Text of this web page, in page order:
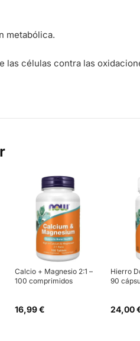
metabólica.
las células contra las
Calcio + Magnesio 2:1 –
100 comprimidos
16,99 €
Hierro
90
24,00